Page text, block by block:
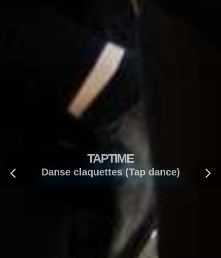
TAPTIME
Danse claquettes (Tap dance)